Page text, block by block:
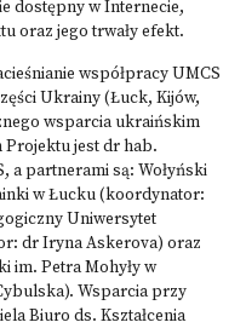
dostępny w Internecie,
oraz jego trwały efekt.
współpracy UMCS
Ukrainy (Łuck, Kijów,
wsparcia ukraińskim
jest dr hab.
a partnerami są: Wołyński
w Łucku (koordynator:
Uniwersytet
dr Iryna Askerova) oraz
im. Petra Mohyły w
Wsparcia przy
Biuro ds. Kształcenia